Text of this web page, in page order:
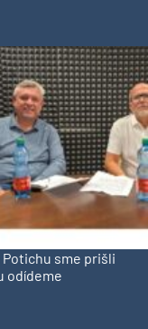
sme prišli
odídeme